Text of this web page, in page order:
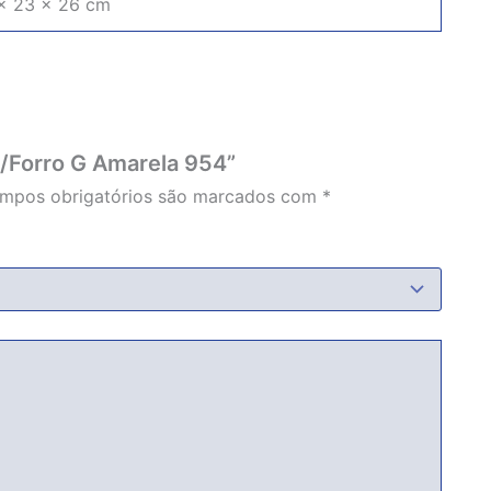
23 × 26 cm
G Amarela 954”
obrigatórios são marcados com *